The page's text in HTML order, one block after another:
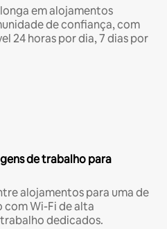
em alojamentos
de confiança, com
24 horas por dia, 7 dias por
de trabalho para
alojamentos para uma de
com Wi-Fi de alta
dedicados.